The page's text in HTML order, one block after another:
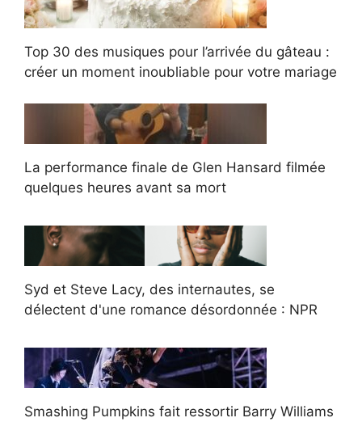
Top 30 des musiques pour l’arrivée du gâteau :
créer un moment inoubliable pour votre mariage
La performance finale de Glen Hansard filmée
quelques heures avant sa mort
Syd et Steve Lacy, des internautes, se
délectent d'une romance désordonnée : NPR
Smashing Pumpkins fait ressortir Barry Williams